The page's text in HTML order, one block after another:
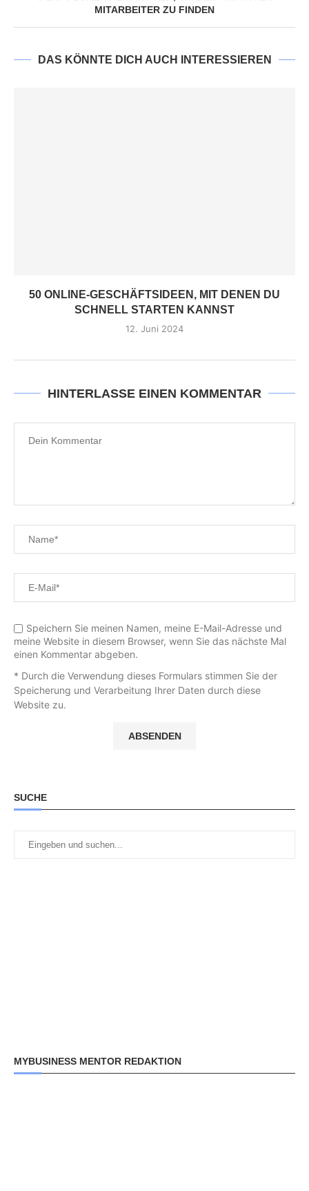
MITARBEITER ZU FINDEN
DAS KÖNNTE DICH AUCH INTERESSIEREN
50 ONLINE-GESCHÄFTSIDEEN, MIT DENEN DU
SCHNELL STARTEN KANNST
12. Juni 2024
HINTERLASSE EINEN KOMMENTAR
Speichern Sie meinen Namen, meine E-Mail-Adresse und
meine Website in diesem Browser, wenn Sie das nächste Mal
einen Kommentar abgeben.
* Durch die Verwendung dieses Formulars stimmen Sie der
Speicherung und Verarbeitung Ihrer Daten durch diese
Website zu.
SUCHE
MYBUSINESS MENTOR REDAKTION